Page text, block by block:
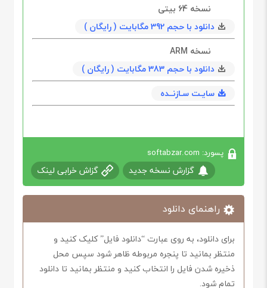
نسخه 64‌ بیتی
دانلود با حجم 392 مگابايت ( رایگان )
نسخه ARM
دانلود با حجم 383 مگابايت ( رایگان )
سایـت سـازنــده
پسورد: softabzar.com
گزارش نسخه جدید گزاش خرابی لینک
راهنمای دانلود
برای دانلود، به روی عبارت “دانلود فایل” کلیک کنید و
منتظر بمانید تا پنجره مربوطه ظاهر شود سپس محل
ذخیره شدن فایل را انتخاب کنید و منتظر بمانید تا دانلود
تمام شود.